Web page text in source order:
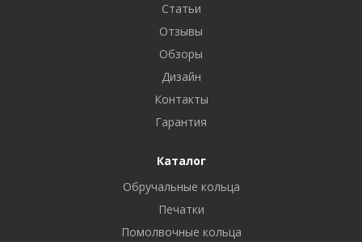
Статьи
Отзывы
Обзоры
Дизайн
Контакты
Гарантия
Каталог
Обручальные кольца
Печатки
Помолвочные кольца